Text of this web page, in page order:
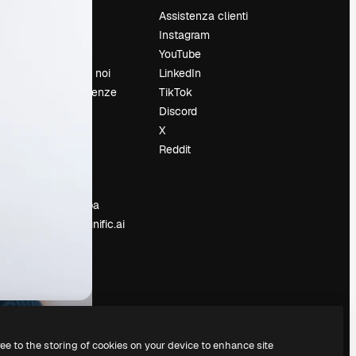
Lavora con noi
Cerca tendenze
Sala stampa
Cerchi magnific.ai
Assistenza clienti
Instagram
YouTube
LinkedIn
TikTok
Discord
X
Reddit
to the storing of cookies on your device to enhance site